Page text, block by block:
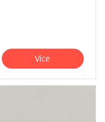
Více